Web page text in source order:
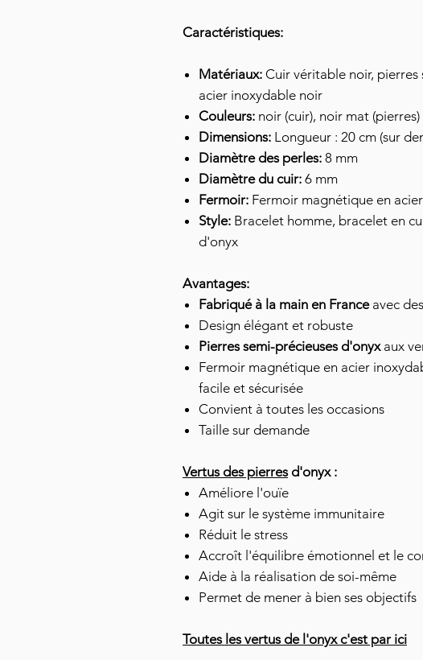
Caractéristiques:
Matériaux: Cuir véritable noir, pierres
acier inoxydable noir
Couleurs: noir (cuir), noir mat (pierres)
Dimensions: Longueur : 20 cm (sur
Diamètre des perles: 8 mm
Diamètre du cuir: 6 mm
Fermoir: Fermoir magnétique en
Style: Bracelet homme, bracelet en
d'onyx
Avantages:
Fabriqué à la main en Franceavec
Design élégant et robuste
Pierres semi-précieuses d'onyxaux
Fermoir magnétique en acier
facile et sécurisée
Convient à toutes les occasions
Taille sur demande
Vertus des pierresd'onyx :
Améliore l'ouïe
Agit sur le système immunitaire
Réduit le stress
Accroît l'équilibre émotionnel et le
Aide à la réalisation de soi-même
Permet de mener à bien ses objectifs
Toutes les vertus de l'onyx c'est par ici